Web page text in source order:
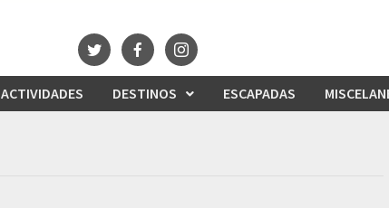
ACTIVIDADES DESTINOS ESCAPADAS